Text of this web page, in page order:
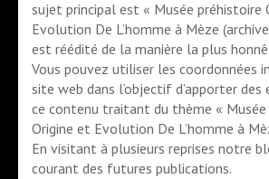
sujet principal est « Musée préhistoire
Evolution De L’homme à Mèze
est réédité de la manière la plus
Vous pouvez utiliser les coordonnées
site web dans l’objectif d’apporter
ce contenu traitant du thème «
Origine et Evolution De L’homme à
En visitant à plusieurs reprises notre
courant des futures publications.